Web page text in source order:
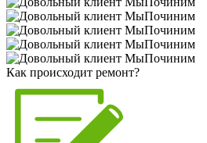
Как происходит ремонт?